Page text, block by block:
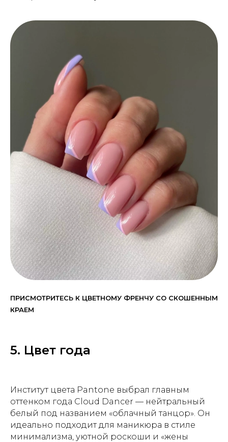
ПРИСМОТРИТЕСЬ К ЦВЕТНОМУ ФРЕНЧУ СО СКОШЕННЫМ
КРАЕМ
5. Цвет года
Институт цвета Pantone выбрал главным
оттенком года Cloud Dancer — нейтральный
белый под названием «облачный танцор». Он
идеально подходит для маникюра в стиле
минимализма, уютной роскоши и «жены